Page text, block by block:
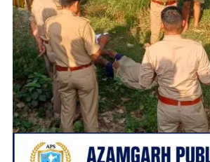
मौत,
परिवार
में
मचा
कोहराम